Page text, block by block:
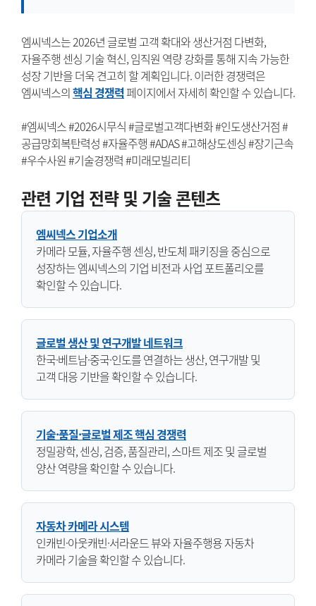
엠씨넥스는 2026년 글로벌 고객 확대와 생산거점 다변화,
자율주행 센싱 기술 혁신, 임직원 역량 강화를 통해 지속 가능한
성장 기반을 더욱 견고히 할 계획입니다. 이러한 경쟁력은
엠씨넥스의핵심 경쟁력페이지에서 자세히 확인할 수 있습니다.
#엠씨넥스 #2026시무식 #글로벌고객다변화 #인도생산거점 #
공급망회복탄력성 #자율주행 #ADAS #고해상도센싱 #장기근속
#우수사원 #기술경쟁력 #미래모빌리티
관련 기업 전략 및 기술 콘텐츠
엠씨넥스 기업소개
카메라 모듈, 자율주행 센싱, 반도체 패키징을 중심으로
성장하는 엠씨넥스의 기업 비전과 사업 포트폴리오를
확인할 수 있습니다.
글로벌 생산 및 연구개발 네트워크
한국·베트남·중국·인도를 연결하는 생산, 연구개발 및
고객 대응 기반을 확인할 수 있습니다.
기술·품질·글로벌 제조 핵심 경쟁력
정밀광학, 센싱, 검증, 품질관리, 스마트 제조 및 글로벌
양산 역량을 확인할 수 있습니다.
자동차 카메라 시스템
인캐빈·아웃캐빈·서라운드 뷰와 자율주행용 자동차
카메라 기술을 확인할 수 있습니다.